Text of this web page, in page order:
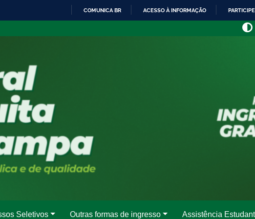
COMUNICA BR ACESSO À INFORMAÇÃO PARTICIPE
Seletivos Outras formas de ingresso Assistência